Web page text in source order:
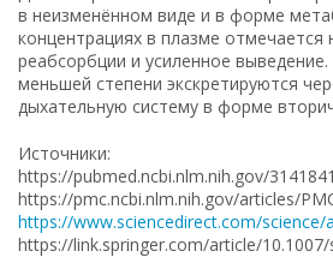
в неизменённом виде и в форме
концентрациях в плазме отмечается
реабсорбции и усиленное
меньшей степени экскретируются
дыхательную систему в форме
Источники:
https://pubmed.ncbi.nlm.nih.gov/
https://pmc.ncbi.nlm.nih.gov/articles/
https://www.sciencedirect.com/science/
https://link.springer.com/article/